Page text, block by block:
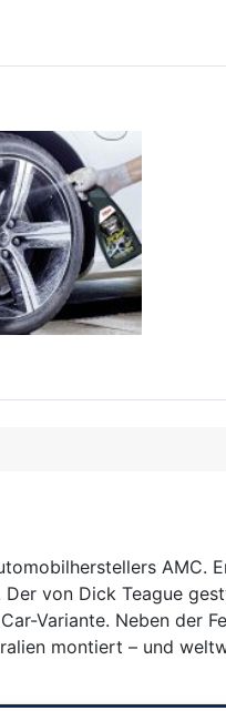
AMC.
von Dick Teague
Variante. Neben der
montiert – und